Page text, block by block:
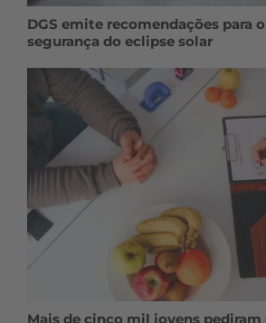
DGS emite recomendações para
segurança do eclipse solar
Mais de cinco mil jovens pediram